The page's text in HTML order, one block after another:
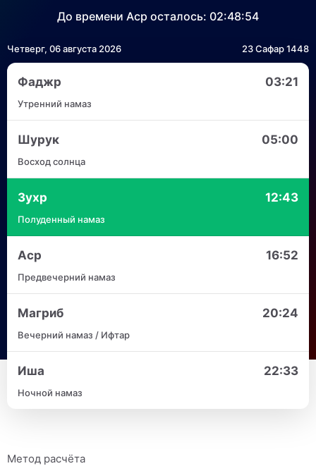
До времени Аср осталось: 02:48:54
Четверг, 06 августа 2026 23 Сафар 1448
Фаджр 03:21
Утренний намаз
Шурук 05:00
Восход солнца
Зухр 12:43
Полуденный намаз
Аср 16:52
Предвечерний намаз
Магриб 20:24
Вечерний намаз / Ифтар
Иша 22:33
Ночной намаз
Метод расчёта